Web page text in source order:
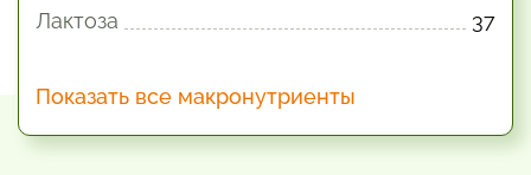
Лактоза 37
Показать все макронутриенты